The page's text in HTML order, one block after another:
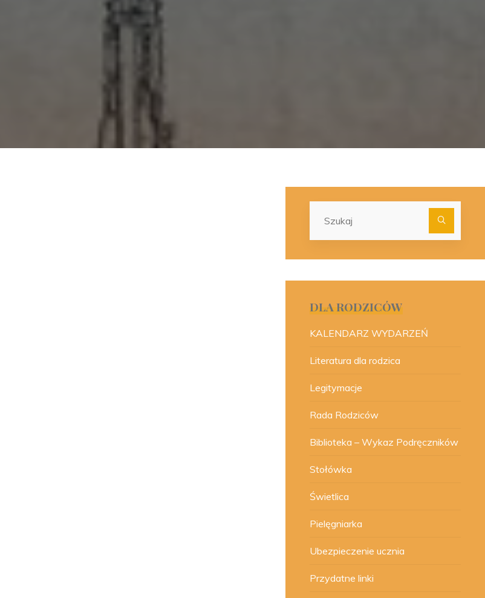
DLA RODZICÓW
KALENDARZ WYDARZEŃ
Literatura dla rodzica
Legitymacje
Rada Rodziców
Biblioteka – Wykaz Podręczników
Stołówka
Świetlica
Pielęgniarka
Ubezpieczenie ucznia
Przydatne linki